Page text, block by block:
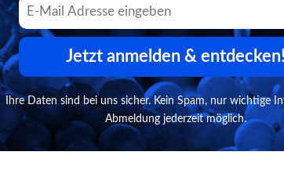
Jetzt anmelden & entdecken!
Ihre Daten sind bei uns sicher. Kein Spam, nur wichtige
Abmeldung jederzeit möglich.